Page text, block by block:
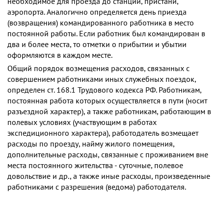
аэропорта. Аналогично определяется день приезда
(возвращения) командированного работника в место
постоянной работы. Если работник был командирован в
два и более места, то отметки о прибытии и убытии
оформляются в каждом месте.
Общий порядок возмещения расходов, связанных с
совершением работниками иных служебных поездок,
определен ст. 168.1 Трудового кодекса РФ. Работникам,
постоянная работа которых осуществляется в пути (носит
разъездной характер), а также работникам, работающим в
полевых условиях (участвующим в работах
экспедиционного характера), работодатель возмещает
расходы по проезду, найму жилого помещения,
дополнительные расходы, связанные с проживанием вне
места постоянного жительства - суточные, полевое
довольствие и др., а также иные расходы, произведенные
работниками с разрешения (ведома) работодателя.